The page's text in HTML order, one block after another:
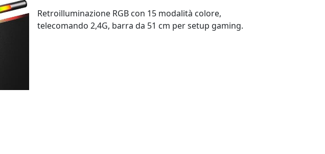
Retroilluminazione RGB con 15 modalità colore,
telecomando 2,4G, barra da 51 cm per setup gaming.